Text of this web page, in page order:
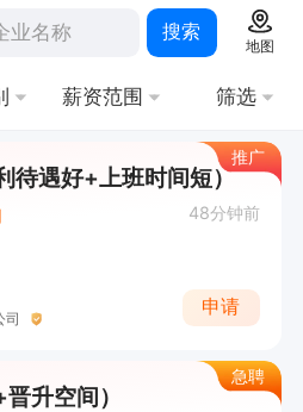
搜索
地图
薪资范围 筛选
推广
待遇好+上班时间短）
48分钟前
司
申请
急聘
升空间）